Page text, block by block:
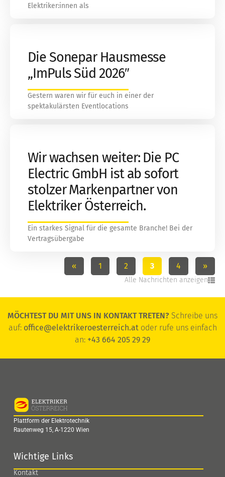
Elektriker:innen als
Die Sonepar Hausmesse
„ImPuls Süd 2026″
Gestern waren wir für euch in einer der
spektakulärsten Eventlocations
Wir wachsen weiter: Die PC
Electric GmbH ist ab sofort
stolzer Markenpartner von
Elektriker Österreich.
Ein starkes Signal für die gesamte Branche! Bei der
Vertragsübergabe
« 1 2 3 4 »
Alle Nachrichten anzeigen
MÖCHTEST DU MIT UNS IN KONTAKT TRETEN? Schreibe uns
auf: office@elektrikeroesterreich.atoder rufe uns einfach
an: +43 664 205 29 29
Plattform der Elektrotechnik
Rautenweg 15, A-1220 Wien
Wichtige Links
Kontakt